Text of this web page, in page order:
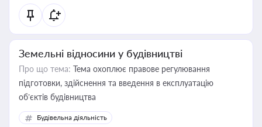
Земельні відносини у будівництві
Про що тема: Тема охоплює правове регулювання
підготовки, здійснення та введення в експлуатацію
об’єктів будівництва
Будівельна діяльність